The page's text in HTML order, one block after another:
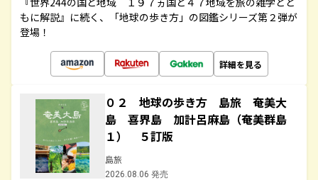
もに解説』に続く、「地球の歩き方」の図鑑シリーズ第２弾が
登場！
詳細を見る
０２ 地球の歩き方 島旅 奄美大
島 喜界島 加計呂麻島（奄美群島
１） ５訂版
島旅
2026.08.06 発売